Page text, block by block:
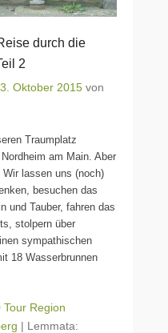
durch die
2
Oktober 2015 von
Traumplatz
am Main. Aber
Wir lassen uns (noch)
besuchen das
und Tauber, fahren das
stolpern über
sympathischen
18 Wasserbrunnen
Tour Region
| Lemmata: